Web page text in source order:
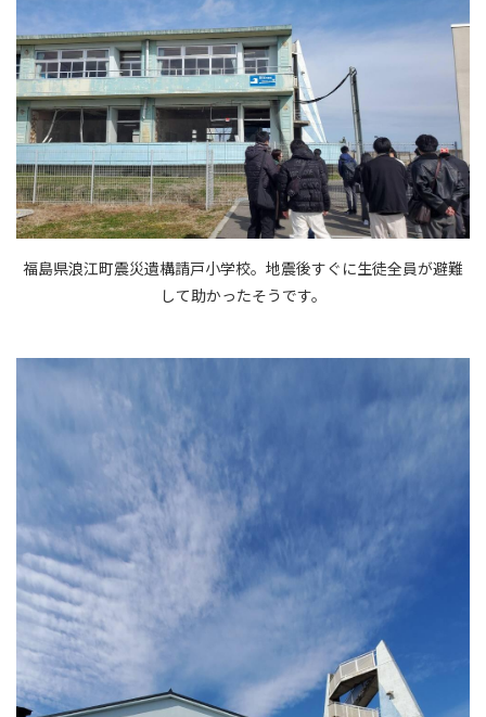
福島県浪江町震災遺構請戸小学校。地震後すぐに生徒全員が避難
して助かったそうです。